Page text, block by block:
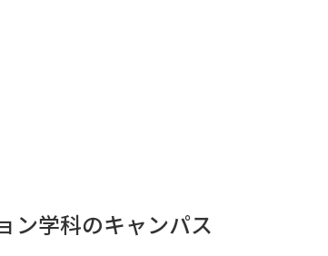
ン学科のキャンパス